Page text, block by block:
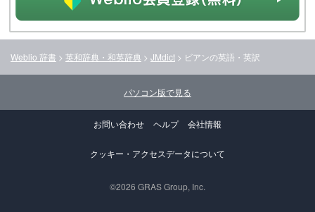
Weblio 辞書 > 英和辞典・和英辞典 > JMdict > ビアンの英語・英訳
パソコン版で見る
お問い合わせ ヘルプ 会社情報
クッキー・アクセスデータについて
©2026 GRAS Group, Inc.